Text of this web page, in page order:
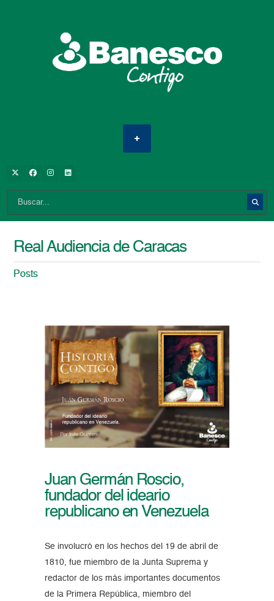
Real Audiencia de Caracas
Posts
Juan Germán Roscio,
fundador del ideario
republicano en Venezuela
Se involucró en los hechos del 19 de abril de
1810, fue miembro de la Junta Suprema y
redactor de los más importantes documentos
de la Primera República, miembro del